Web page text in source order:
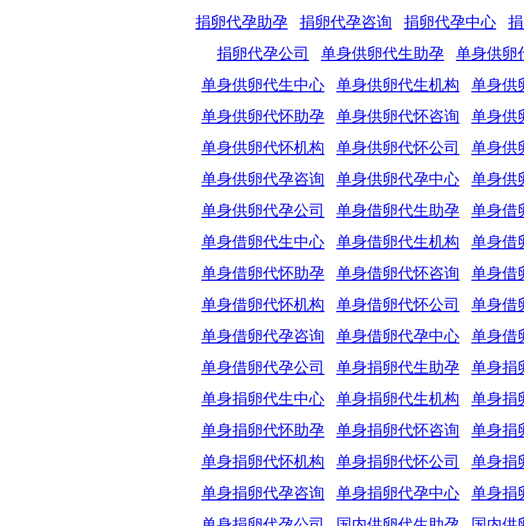
捐卵代孕助孕
捐卵代孕咨询 捐卵代孕中心
捐卵代孕公司
单身供卵代生助孕
单身供卵
单身供卵代生中心
单身供卵代生机构
单身供
单身供卵代怀助孕
单身供卵代怀咨询
单身供
单身供卵代怀机构
单身供卵代怀公司
单身供
单身供卵代孕咨询
单身供卵代孕中心
单身供
单身供卵代孕公司
单身借卵代生助孕
单身借
单身借卵代生中心
单身借卵代生机构
单身借
单身借卵代怀助孕
单身借卵代怀咨询
单身借
单身借卵代怀机构
单身借卵代怀公司
单身借
单身借卵代孕咨询
单身借卵代孕中心
单身借
单身借卵代孕公司
单身捐卵代生助孕
单身捐
单身捐卵代生中心
单身捐卵代生机构
单身捐
单身捐卵代怀助孕
单身捐卵代怀咨询
单身捐
单身捐卵代怀机构
单身捐卵代怀公司
单身捐
单身捐卵代孕咨询
单身捐卵代孕中心
单身捐